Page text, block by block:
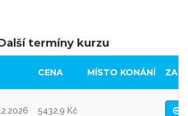
termíny kurzu
CENA MÍSTO KONÁNÍ
5432,9 Kč